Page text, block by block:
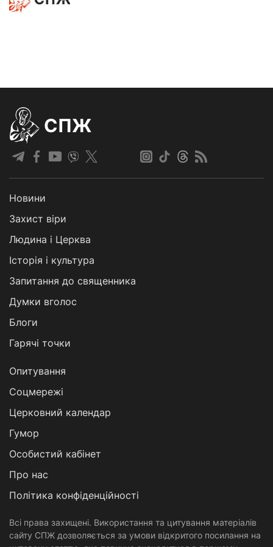
СПЖ
Новини
Захист віри
Людина і Церква
Історія і культура
Запитання до священника
Думки вголос
Блоги
Гарячі точки
Опитування
Соцмережі
Церковний календар
Гумор
Особистий кабінет
Про нас
Політика конфіденційності
Всі права захищені. Використання та цитування матеріалів
сайту СПЖ дозволяється за умови відкритого посилання на